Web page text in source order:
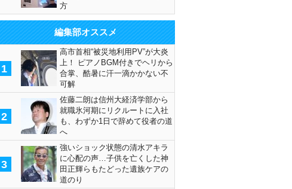
方
編集部オススメ
1
高市首相“被災地利用PV”が大炎
上！ ピアノBGM付きでヘリから
合掌、酷暑に汗一滴かかない不
可解
2
佐藤二朗は信州大経済学部から
就職氷河期にリクルートに入社
も、わずか1日で辞めて役者の道
へ
3
強いショック状態の清水アキラ
に心配の声…子供を亡くした神
田正輝らもたどった遺族ケアの
道のり